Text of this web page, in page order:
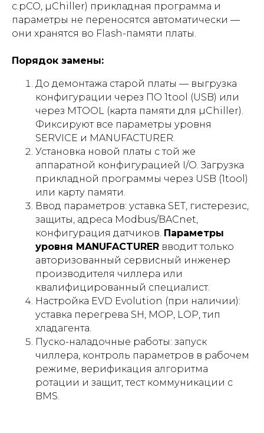
c.pCO, µChiller) прикладная программа и
параметры не переносятся автоматически —
они хранятся во Flash-памяти платы.
Порядок замены:
До демонтажа старой платы — выгрузка
конфигурации через ПО 1tool (USB) или
через MTOOL (карта памяти для µChiller).
Фиксируют все параметры уровня
SERVICE и MANUFACTURER.
Установка новой платы с той же
аппаратной конфигурацией I/O. Загрузка
прикладной программы через USB (1tool)
или карту памяти.
Ввод параметров: уставка SET, гистерезис,
защиты, адреса Modbus/BACnet,
конфигурация датчиков. Параметры
уровня MANUFACTURER вводит только
авторизованный сервисный инженер
производителя чиллера или
квалифицированный специалист.
Настройка EVD Evolution (при наличии):
уставка перегрева SH, MOP, LOP, тип
хладагента.
Пуско-наладочные работы: запуск
чиллера, контроль параметров в рабочем
режиме, верификация алгоритма
ротации и защит, тест коммуникации с
BMS.